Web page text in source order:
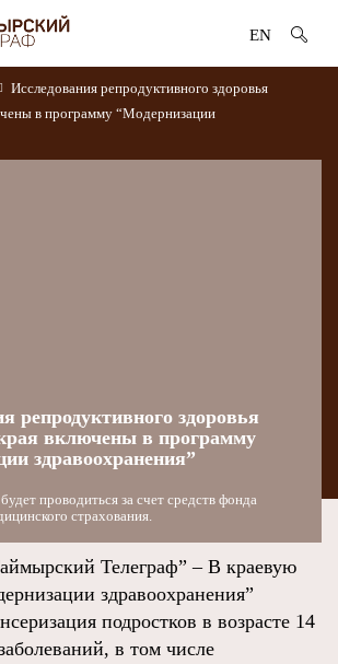
EN
Исследования репродуктивного здоровья
в программу “Модернизации
репродуктивного здоровья
включены в программу
здравоохранения”
проводиться за счет средств фонда
страхования.
Телеграф” – В краевую
здравоохранения”
подростков в возрасте 14
в том числе